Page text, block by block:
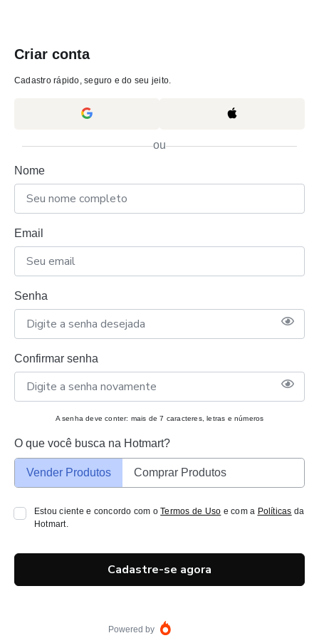
Criar conta
Cadastro rápido, seguro e do seu jeito.
ou
Nome
Email
Senha
Confirmar senha
A senha deve conter: mais de 7 caracteres, letras e números
O que você busca na Hotmart?
Vender Produtos Comprar Produtos
Estou ciente e concordo com oTermos de Uso e com a Políticas da
Hotmart.
Cadastre-se agora
Powered by